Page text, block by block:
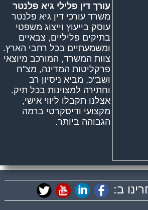
עורך דין פלילי גיא פלנטר
משרד עורכי דין גיא פלנטר
עוסק בייעוץ וייצוג משפטי
בתיקים פליליים, צבאיים
ומשמעתיים בכל רחבי הארץ.
צוות המשרד, המורכב מיוצאי
פרקליטות המדינה, מצ"ח
ושב"כ, מביא ניסיון רב
וחתירה למצוינות בכל תיק.
אצלנו תקבלו ליווי אישי,
מקצועי ודיסקרטי ברמה
הגבוהה ביותר.
ב: